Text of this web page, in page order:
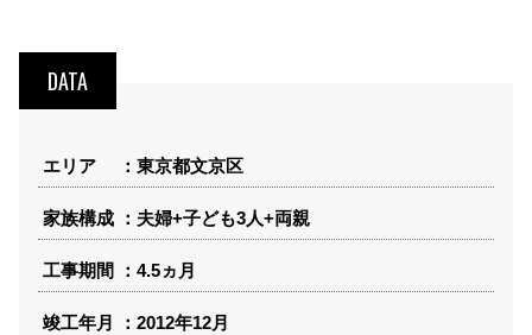
DATA
エリア 東京都文京区
家族構成 夫婦+子ども3人+両親
工事期間 4.5ヵ月
竣工年月 2012年12月